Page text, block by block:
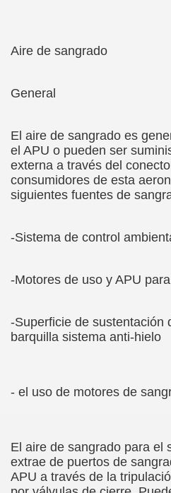
Aire de sangrado
General
El aire de sangrado es
el APU o pueden ser
externa a través del
consumidores de esta
siguientes fuentes de
-Sistema de control
-Motores de uso y APU
-Superficie de sustentación
barquilla sistema anti-hielo
- el uso de motores de
El aire de sangrado para el
extrae de puertos de
APU a través de la